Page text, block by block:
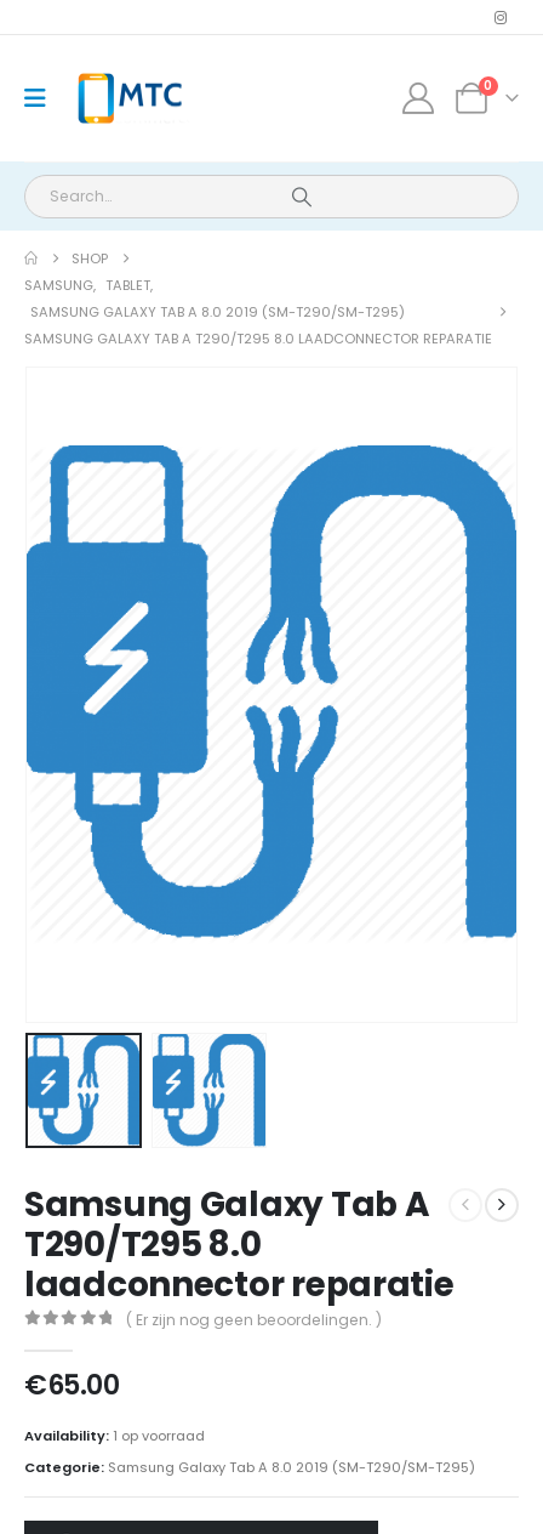
0
SHOP
SAMSUNG, TABLET,
SAMSUNG GALAXY TAB A 8.0 2019 (SM-T290/SM-T295)
SAMSUNG GALAXY TAB A T290/T295 8.0 LAADCONNECTOR REPARATIE
Samsung Galaxy Tab A
T290/T295 8.0
laadconnector reparatie
( Er zijn nog geen beoordelingen. )
€65.00
Availability: 1 op voorraad
Categorie: Samsung Galaxy Tab A 8.0 2019 (SM-T290/SM-T295)